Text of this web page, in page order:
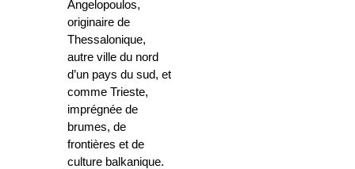
Angelopoulos,
originaire de
Thessalonique,
autre ville du nord
d’un pays du sud, et
comme Trieste,
imprégnée de
brumes, de
frontières et de
culture balkanique.